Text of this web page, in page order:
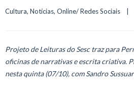
Cultura, Notícias, Online/ Redes Sociais
Projeto de Leituras do Sesc traz para
oficinas de narrativas e escrita criativa.
nesta quinta (07/10), com Sandro